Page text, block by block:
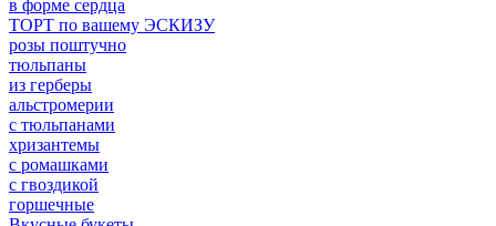
в форме сердца
ТОРТ по вашему ЭСКИЗУ
розы поштучно
тюльпаны
из герберы
альстромерии
с тюльпанами
хризантемы
с ромашками
с гвоздикой
горшечные